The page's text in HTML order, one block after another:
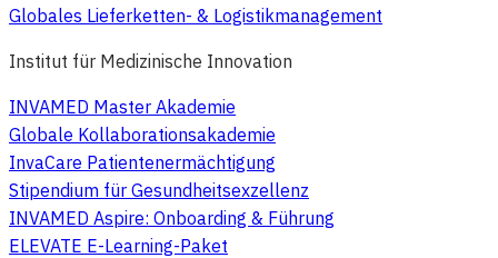
Globales Lieferketten- & Logistikmanagement
Institut für Medizinische Innovation
INVAMED Master Akademie
Globale Kollaborationsakademie
InvaCare Patientenermächtigung
Stipendium für Gesundheitsexzellenz
INVAMED Aspire: Onboarding & Führung
ELEVATE E-Learning-Paket